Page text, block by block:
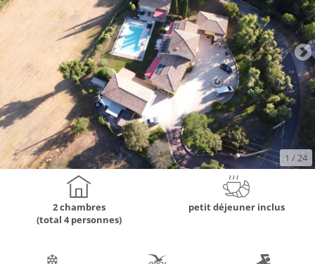
1 / 24
2 chambres
(total 4 personnes)
petit déjeuner inclus